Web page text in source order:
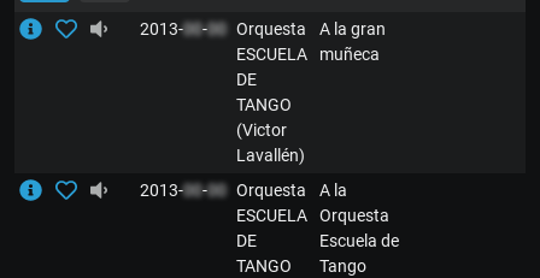
2013-00-00 Orquesta
ESCUELA
DE
TANGO
(Victor
Lavallén)
A la gran
muñeca
2013-00-00 Orquesta
ESCUELA
DE
TANGO
A la
Orquesta
Escuela de
Tango